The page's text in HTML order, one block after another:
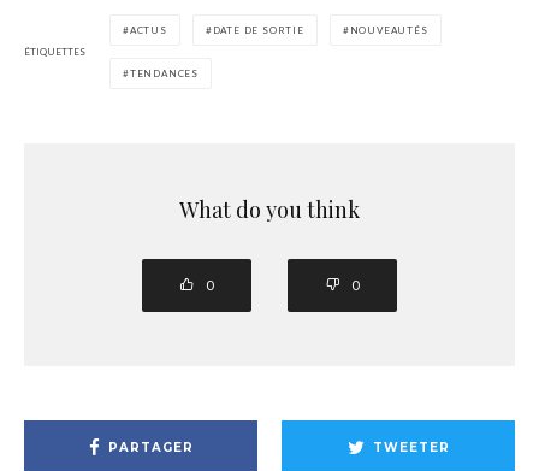
ÉTIQUETTES
ACTUS DATE DE SORTIE NOUVEAUTÉS
TENDANCES
What do you think
0 0
PARTAGER TWEETER